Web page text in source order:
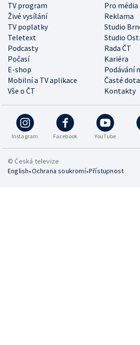
TV program
Pro média
Živé vysílání
Reklama
TV poplatky
Studio
Teletext
Studio
Podcasty
Rada ČT
Počasí
Kariéra
E-shop
Podávání
Mobilní a TV aplikace
Časté
Vše o ČT
Kontakty
Instagram Facebook YouTube
© Česká televize
English•Ochrana soukromí•Přístupnost